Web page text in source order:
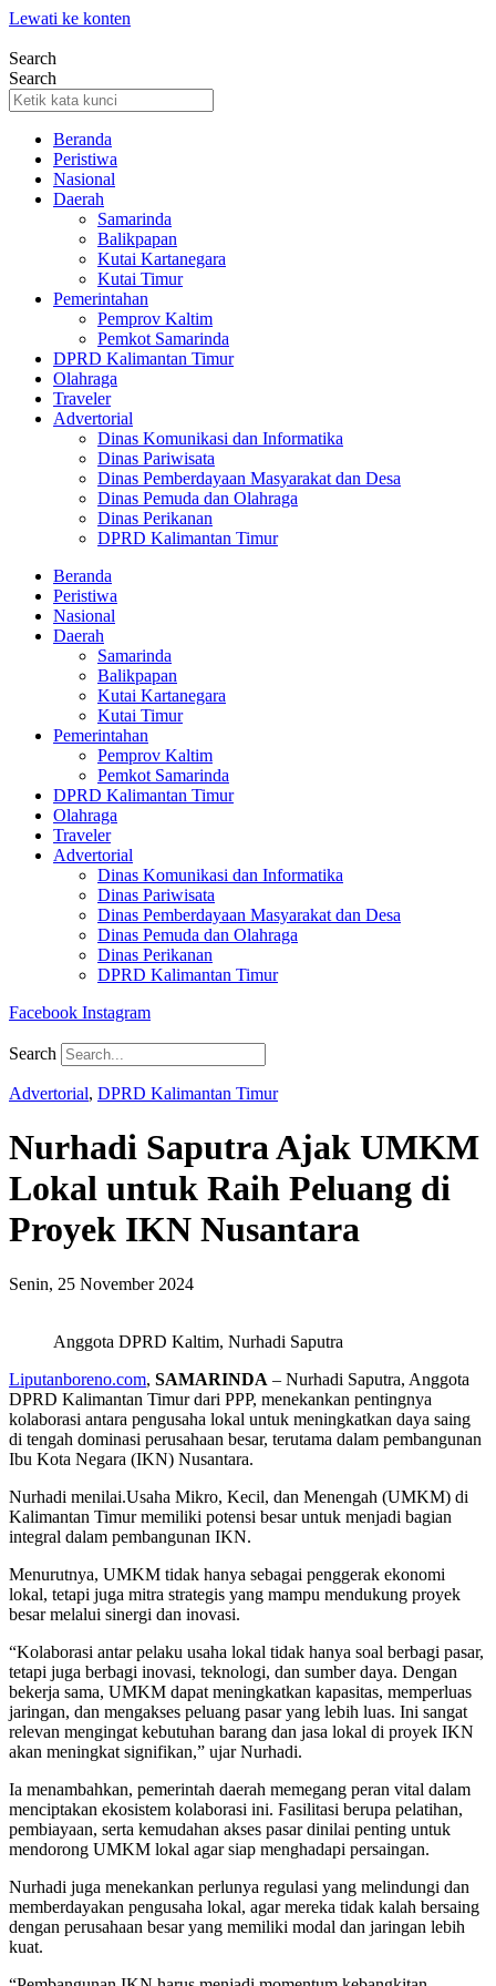
Lewati ke konten
Search
Search
Beranda
Peristiwa
Nasional
Daerah
Samarinda
Balikpapan
Kutai Kartanegara
Kutai Timur
Pemerintahan
Pemprov Kaltim
Pemkot Samarinda
DPRD Kalimantan Timur
Olahraga
Traveler
Advertorial
Dinas Komunikasi dan Informatika
Dinas Pariwisata
Dinas Pemberdayaan Masyarakat dan Desa
Dinas Pemuda dan Olahraga
Dinas Perikanan
DPRD Kalimantan Timur
Beranda
Peristiwa
Nasional
Daerah
Samarinda
Balikpapan
Kutai Kartanegara
Kutai Timur
Pemerintahan
Pemprov Kaltim
Pemkot Samarinda
DPRD Kalimantan Timur
Olahraga
Traveler
Advertorial
Dinas Komunikasi dan Informatika
Dinas Pariwisata
Dinas Pemberdayaan Masyarakat dan Desa
Dinas Pemuda dan Olahraga
Dinas Perikanan
DPRD Kalimantan Timur
Facebook Instagram
Search
Advertorial, DPRD Kalimantan Timur
Nurhadi Saputra Ajak UMKM
Lokal untuk Raih Peluang di
Proyek IKN Nusantara
Senin, 25 November 2024
Anggota DPRD Kaltim, Nurhadi Saputra
Liputanboreno.com, SAMARINDA – Nurhadi Saputra, Anggota
DPRD Kalimantan Timur dari PPP, menekankan pentingnya
kolaborasi antara pengusaha lokal untuk meningkatkan daya saing
di tengah dominasi perusahaan besar, terutama dalam pembangunan
Ibu Kota Negara (IKN) Nusantara.
Nurhadi menilai.Usaha Mikro, Kecil, dan Menengah (UMKM) di
Kalimantan Timur memiliki potensi besar untuk menjadi bagian
integral dalam pembangunan IKN.
Menurutnya, UMKM tidak hanya sebagai penggerak ekonomi
lokal, tetapi juga mitra strategis yang mampu mendukung proyek
besar melalui sinergi dan inovasi.
“Kolaborasi antar pelaku usaha lokal tidak hanya soal berbagi pasar,
tetapi juga berbagi inovasi, teknologi, dan sumber daya. Dengan
bekerja sama, UMKM dapat meningkatkan kapasitas, memperluas
jaringan, dan mengakses peluang pasar yang lebih luas. Ini sangat
relevan mengingat kebutuhan barang dan jasa lokal di proyek IKN
akan meningkat signifikan,” ujar Nurhadi.
Ia menambahkan, pemerintah daerah memegang peran vital dalam
menciptakan ekosistem kolaborasi ini. Fasilitasi berupa pelatihan,
pembiayaan, serta kemudahan akses pasar dinilai penting untuk
mendorong UMKM lokal agar siap menghadapi persaingan.
Nurhadi juga menekankan perlunya regulasi yang melindungi dan
memberdayakan pengusaha lokal, agar mereka tidak kalah bersaing
dengan perusahaan besar yang memiliki modal dan jaringan lebih
kuat.